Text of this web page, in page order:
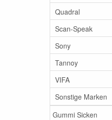
Quadral
Scan-Speak
Sony
Tannoy
VIFA
Sonstige Marken
Gummi Sicken